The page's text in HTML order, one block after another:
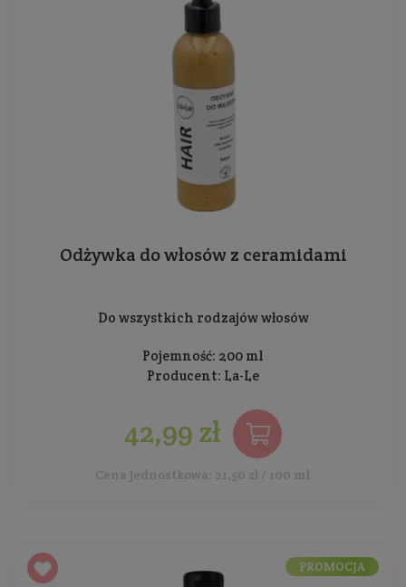
Odżywka do włosów z ceramidami
Do wszystkich rodzajów włosów
Pojemność: 200 ml
Producent: La-Le
42,99 zł
Cena jednostkowa: 21,50 zł / 100 ml
PROMOCJA